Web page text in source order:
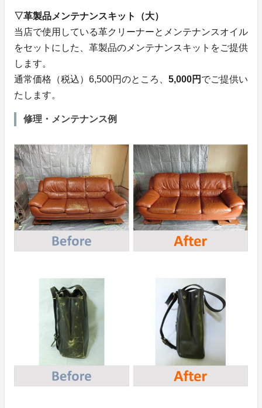
▽革製品メンテナンスキット（大）
当店で使用している革クリーナーとメンテナンスオイル
をセットにした、革製品のメンテナンスキットをご提供
します。
通常価格（税込）6,500円のところ、 5,000円 でご提供い
たします。
修理・メンテナンス例